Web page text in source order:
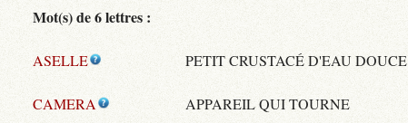
Mot(s) de 6 lettres :
ASELLE PETIT CRUSTACÉ D'EAU DOUCE
CAMERA APPAREIL QUI TOURNE